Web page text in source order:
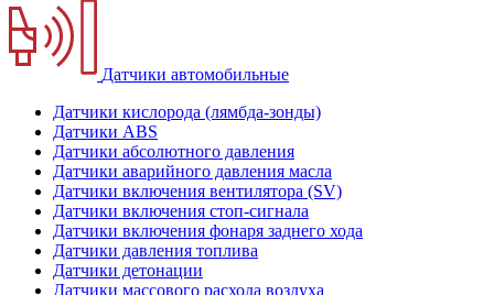
Датчики автомобильные
Датчики кислорода (лямбда-зонды)
Датчики ABS
Датчики абсолютного давления
Датчики аварийного давления масла
Датчики включения вентилятора (SV)
Датчики включения стоп-сигнала
Датчики включения фонаря заднего хода
Датчики давления топлива
Датчики детонации
Датчики массового расхода воздуха